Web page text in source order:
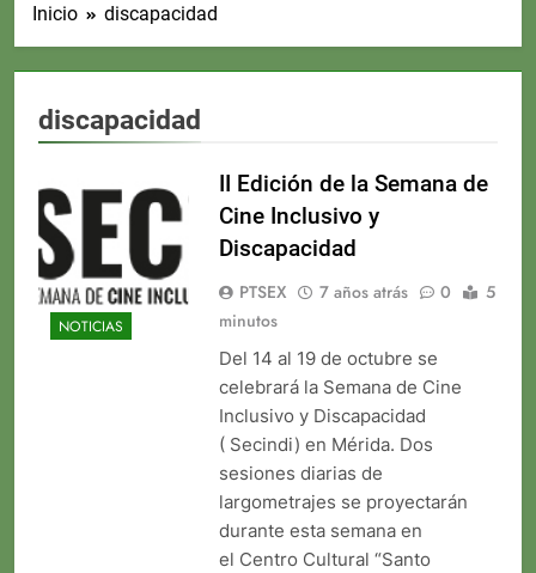
Inicio discapacidad
discapacidad
NOTICIAS
II Edición de la Semana de
Cine Inclusivo y
Discapacidad
PTSEX 7 años atrás 0
5
minutos
Del 14 al 19 de octubre se
celebrará la Semana de Cine
Inclusivo y Discapacidad
( Secindi) en Mérida. Dos
sesiones diarias de
largometrajes se proyectarán
durante esta semana en
el Centro Cultural “Santo